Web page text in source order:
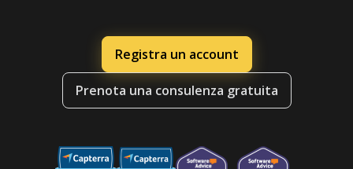
Registra un account
Prenota una consulenza gratuita